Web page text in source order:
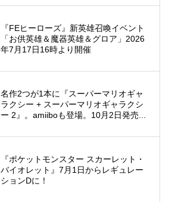
『FEヒーローズ』新英雄召喚イベント
「お供英雄＆魔器英雄＆グロア」2026
年7月17日16時より開催
名作2つが1本に『スーパーマリオギャ
ラクシー + スーパーマリオギャラクシ
ー 2』。amiiboも登場。10月2日発売...
『ポケットモンスター スカーレット・
バイオレット』7月1日からレギュレー
ションDに！